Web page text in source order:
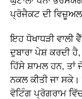
ਪ੍ਰੋਜੈਕਟ ਦੀ
ਇਹ ਧੋਖਾਧੜੀ ਵਾਲੀ
ਦੁਬਾਰਾ ਪੇਸ਼ ਕਰਦੀ
ਹਿੱਸੇ ਸ਼ਾਮਲ ਹਨ, ਤਾਂ
ਨਕਲ ਕੀਤੀ ਜਾ ਸਕੇ।
ਵੋਟਿੰਗ ਪ੍ਰੋਗਰਾਮ